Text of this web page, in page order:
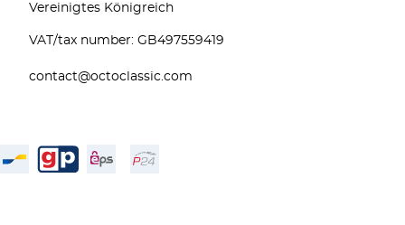
Vereinigtes Königreich
VAT/tax number: GB497559419
contact@octoclassic.com